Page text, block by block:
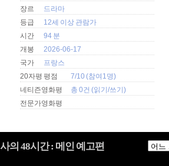
장르
드라마
등급
12세 이상 관람가
시간
94 분
개봉
2026-06-17
국가
프랑스
20자평 평점
7/10 (참여1명)
네티즌영화평
총 0건 (읽기 /쓰기 )
전문가영화평
의 48시간 : 메인 예고편